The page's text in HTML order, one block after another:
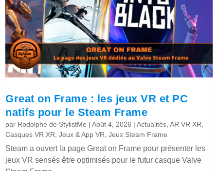
Great on Frame : les jeux VR et PC
natifs pour le Steam Frame
par Rodolphe de StylistMe |Août 4, 2026 |Actualités ,AR VR XR
Casques VR XR ,Jeux & App VR ,Jeux Steam Frame
Steam a ouvert la page Great on Frame pour présenter les
jeux VR sensés être optimisés pour le futur casque Valve